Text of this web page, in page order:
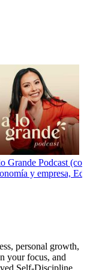
Grande Podcast
y empresa,
personal growth,
your focus, and
Self-Discipline